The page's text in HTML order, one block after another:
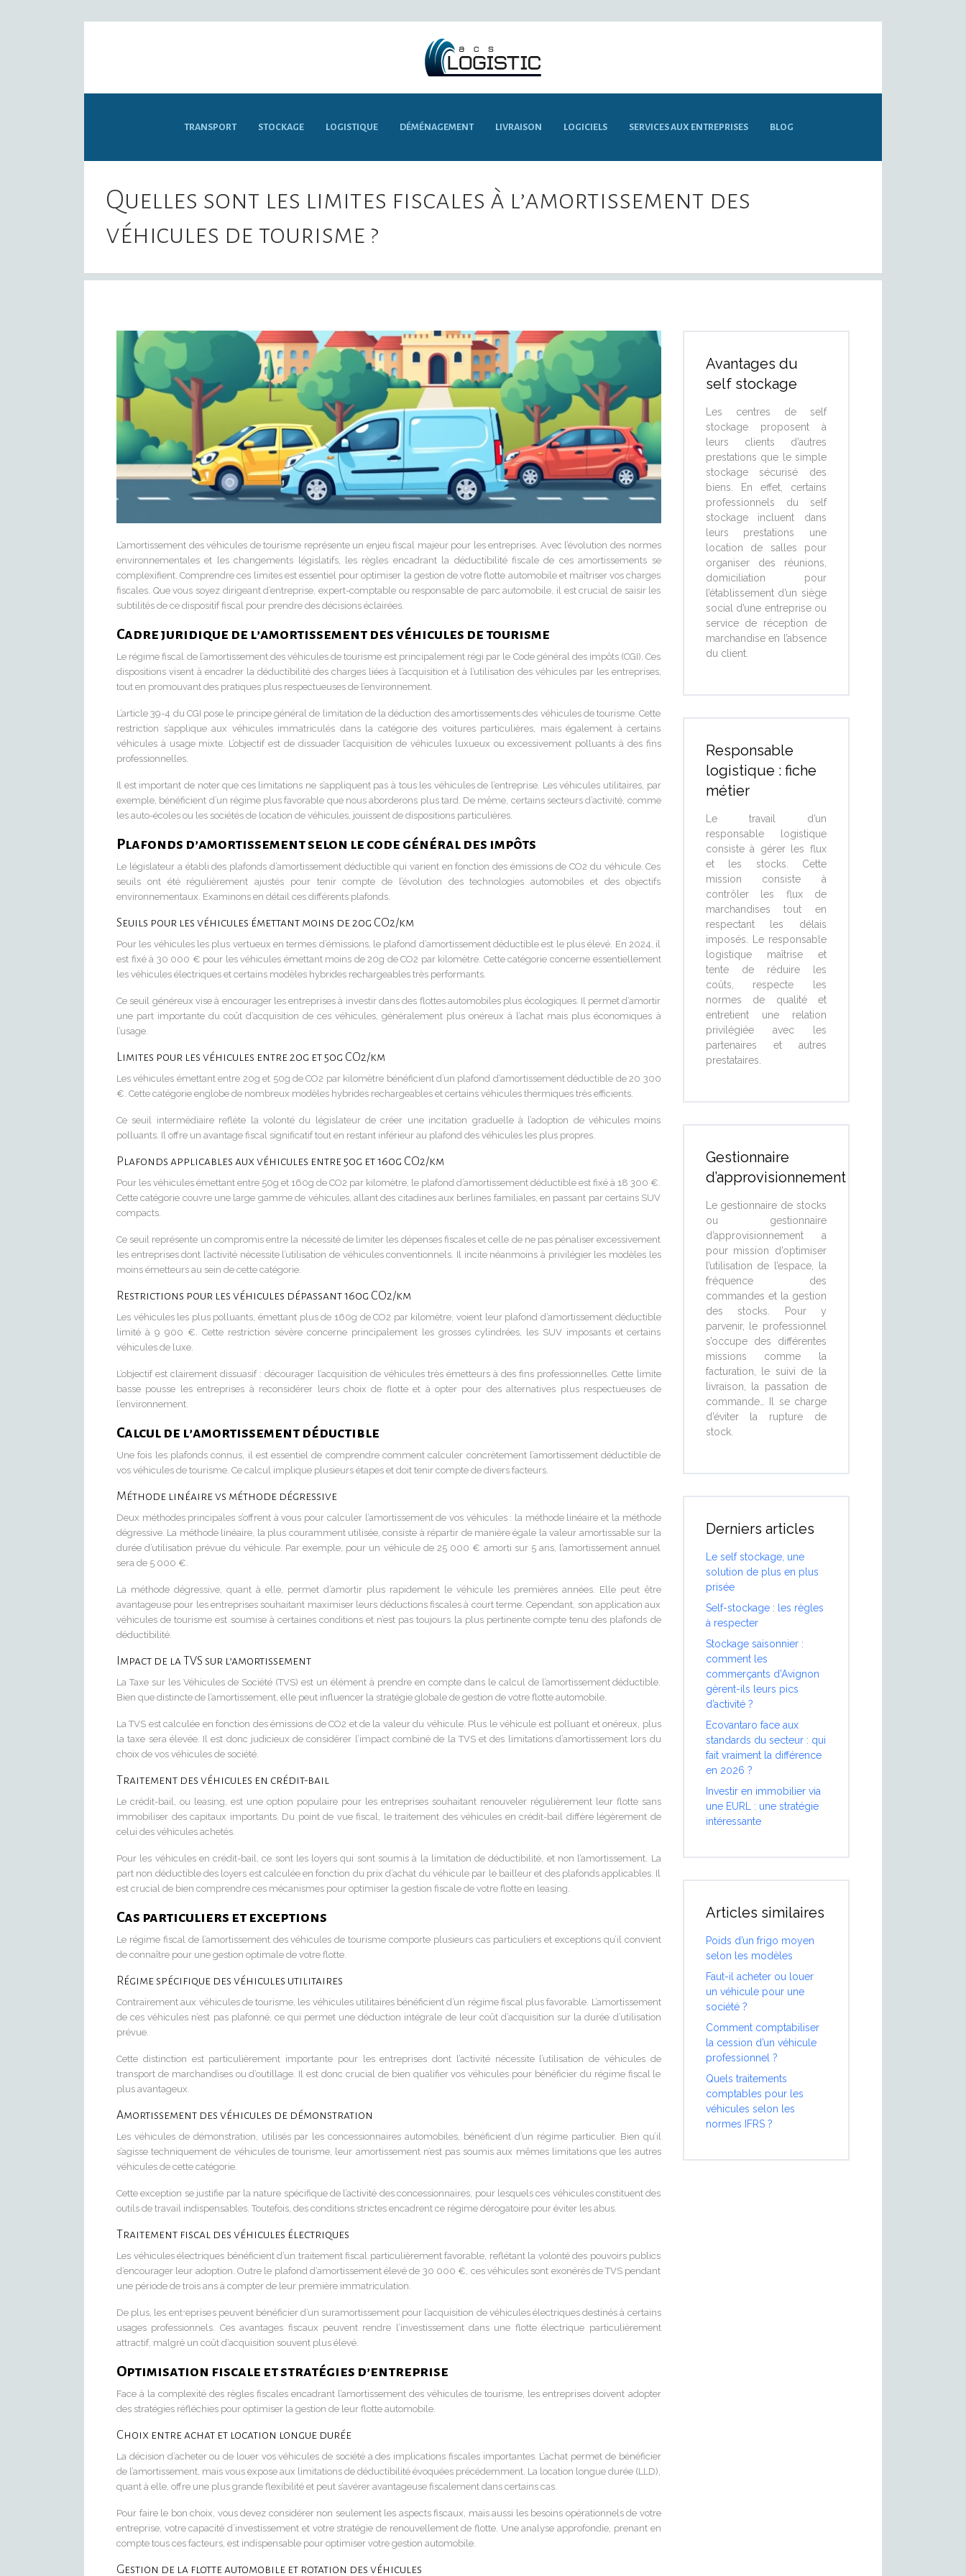
TRANSPORT STOCKAGE LOGISTIQUE DÉMÉNAGEMENT LIVRAISON LOGICIELS SERVICES AUX ENTREPRISES BLOG
Quelles sont les limites fiscales à l’amortissement des
véhicules de tourisme ?
L’amortissement des véhicules de tourisme représente un enjeu fiscal majeur pour les entreprises. Avec l’évolution des normes
environnementales et les changements législatifs, les règles encadrant la déductibilité fiscale de ces amortissements se
complexifient. Comprendre ces limites est essentiel pour optimiser la gestion de votre flotte automobile et maîtriser vos charges
fiscales. Que vous soyez dirigeant d’entreprise, expert-comptable ou responsable de parc automobile, il est crucial de saisir les
subtilités de ce dispositif fiscal pour prendre des décisions éclairées.
Cadre juridique de l’amortissement des véhicules de tourisme
Le régime fiscal de l’amortissement des véhicules de tourisme est principalement régi par le Code général des impôts (CGI). Ces
dispositions visent à encadrer la déductibilité des charges liées à l’acquisition et à l’utilisation des véhicules par les entreprises,
tout en promouvant des pratiques plus respectueuses de l’environnement.
L’article 39-4 du CGI pose le principe général de limitation de la déduction des amortissements des véhicules de tourisme. Cette
restriction s’applique aux véhicules immatriculés dans la catégorie des voitures particulières, mais également à certains
véhicules à usage mixte. L’objectif est de dissuader l’acquisition de véhicules luxueux ou excessivement polluants à des fins
professionnelles.
Il est important de noter que ces limitations ne s’appliquent pas à tous les véhicules de l’entreprise. Les véhicules utilitaires, par
exemple, bénéficient d’un régime plus favorable que nous aborderons plus tard. De même, certains secteurs d’activité, comme
les auto-écoles ou les sociétés de location de véhicules, jouissent de dispositions particulières.
Plafonds d’amortissement selon le code général des impôts
Le législateur a établi des plafonds d’amortissement déductible qui varient en fonction des émissions de CO2 du véhicule. Ces
seuils ont été régulièrement ajustés pour tenir compte de l’évolution des technologies automobiles et des objectifs
environnementaux. Examinons en détail ces différents plafonds.
Seuils pour les véhicules émettant moins de 20g CO2/km
Pour les véhicules les plus vertueux en termes d’émissions, le plafond d’amortissement déductible est le plus élevé. En 2024, il
est fixé à 30 000 € pour les véhicules émettant moins de 20g de CO2 par kilomètre. Cette catégorie concerne essentiellement
les véhicules électriques et certains modèles hybrides rechargeables très performants.
Ce seuil généreux vise à encourager les entreprises à investir dans des flottes automobiles plus écologiques. Il permet d’amortir
une part importante du coût d’acquisition de ces véhicules, généralement plus onéreux à l’achat mais plus économiques à
l’usage.
Limites pour les véhicules entre 20g et 50g CO2/km
Les véhicules émettant entre 20g et 50g de CO2 par kilomètre bénéficient d’un plafond d’amortissement déductible de 20 300
€. Cette catégorie englobe de nombreux modèles hybrides rechargeables et certains véhicules thermiques très efficients.
Ce seuil intermédiaire reflète la volonté du législateur de créer une incitation graduelle à l’adoption de véhicules moins
polluants. Il offre un avantage fiscal significatif tout en restant inférieur au plafond des véhicules les plus propres.
Plafonds applicables aux véhicules entre 50g et 160g CO2/km
Pour les véhicules émettant entre 50g et 160g de CO2 par kilomètre, le plafond d’amortissement déductible est fixé à 18 300 €.
Cette catégorie couvre une large gamme de véhicules, allant des citadines aux berlines familiales, en passant par certains SUV
compacts.
Ce seuil représente un compromis entre la nécessité de limiter les dépenses fiscales et celle de ne pas pénaliser excessivement
les entreprises dont l’activité nécessite l’utilisation de véhicules conventionnels. Il incite néanmoins à privilégier les modèles les
moins émetteurs au sein de cette catégorie.
Restrictions pour les véhicules dépassant 160g CO2/km
Les véhicules les plus polluants, émettant plus de 160g de CO2 par kilomètre, voient leur plafond d’amortissement déductible
limité à 9 900 €. Cette restriction sévère concerne principalement les grosses cylindrées, les SUV imposants et certains
véhicules de luxe.
L’objectif est clairement dissuasif : décourager l’acquisition de véhicules très émetteurs à des fins professionnelles. Cette limite
basse pousse les entreprises à reconsidérer leurs choix de flotte et à opter pour des alternatives plus respectueuses de
l’environnement.
Calcul de l’amortissement déductible
Une fois les plafonds connus, il est essentiel de comprendre comment calculer concrètement l’amortissement déductible de
vos véhicules de tourisme. Ce calcul implique plusieurs étapes et doit tenir compte de divers facteurs.
Méthode linéaire vs méthode dégressive
Deux méthodes principales s’offrent à vous pour calculer l’amortissement de vos véhicules : la méthode linéaire et la méthode
dégressive. La méthode linéaire, la plus couramment utilisée, consiste à répartir de manière égale la valeur amortissable sur la
durée d’utilisation prévue du véhicule. Par exemple, pour un véhicule de 25 000 € amorti sur 5 ans, l’amortissement annuel
sera de 5 000 €.
La méthode dégressive, quant à elle, permet d’amortir plus rapidement le véhicule les premières années. Elle peut être
avantageuse pour les entreprises souhaitant maximiser leurs déductions fiscales à court terme. Cependant, son application aux
véhicules de tourisme est soumise à certaines conditions et n’est pas toujours la plus pertinente compte tenu des plafonds de
déductibilité.
Impact de la TVS sur l’amortissement
La Taxe sur les Véhicules de Société (TVS) est un élément à prendre en compte dans le calcul de l’amortissement déductible.
Bien que distincte de l’amortissement, elle peut influencer la stratégie globale de gestion de votre flotte automobile.
La TVS est calculée en fonction des émissions de CO2 et de la valeur du véhicule. Plus le véhicule est polluant et onéreux, plus
la taxe sera élevée. Il est donc judicieux de considérer l’impact combiné de la TVS et des limitations d’amortissement lors du
choix de vos véhicules de société.
Traitement des véhicules en crédit-bail
Le crédit-bail, ou leasing, est une option populaire pour les entreprises souhaitant renouveler régulièrement leur flotte sans
immobiliser des capitaux importants. Du point de vue fiscal, le traitement des véhicules en crédit-bail diffère légèrement de
celui des véhicules achetés.
Pour les véhicules en crédit-bail, ce sont les loyers qui sont soumis à la limitation de déductibilité, et non l’amortissement. La
part non déductible des loyers est calculée en fonction du prix d’achat du véhicule par le bailleur et des plafonds applicables. Il
est crucial de bien comprendre ces mécanismes pour optimiser la gestion fiscale de votre flotte en leasing.
Cas particuliers et exceptions
Le régime fiscal de l’amortissement des véhicules de tourisme comporte plusieurs cas particuliers et exceptions qu’il convient
de connaître pour une gestion optimale de votre flotte.
Régime spécifique des véhicules utilitaires
Contrairement aux véhicules de tourisme, les véhicules utilitaires bénéficient d’un régime fiscal plus favorable. L’amortissement
de ces véhicules n’est pas plafonné, ce qui permet une déduction intégrale de leur coût d’acquisition sur la durée d’utilisation
prévue.
Cette distinction est particulièrement importante pour les entreprises dont l’activité nécessite l’utilisation de véhicules de
transport de marchandises ou d’outillage. Il est donc crucial de bien qualifier vos véhicules pour bénéficier du régime fiscal le
plus avantageux.
Amortissement des véhicules de démonstration
Les véhicules de démonstration, utilisés par les concessionnaires automobiles, bénéficient d’un régime particulier. Bien qu’il
s’agisse techniquement de véhicules de tourisme, leur amortissement n’est pas soumis aux mêmes limitations que les autres
véhicules de cette catégorie.
Cette exception se justifie par la nature spécifique de l’activité des concessionnaires, pour lesquels ces véhicules constituent des
outils de travail indispensables. Toutefois, des conditions strictes encadrent ce régime dérogatoire pour éviter les abus.
Traitement fiscal des véhicules électriques
Les véhicules électriques bénéficient d’un traitement fiscal particulièrement favorable, reflétant la volonté des pouvoirs publics
d’encourager leur adoption. Outre le plafond d’amortissement élevé de 30 000 €, ces véhicules sont exonérés de TVS pendant
une période de trois ans à compter de leur première immatriculation.
De plus, les entreprises peuvent bénéficier d’un suramortissement pour l’acquisition de véhicules électriques destinés à certains
usages professionnels. Ces avantages fiscaux peuvent rendre l’investissement dans une flotte électrique particulièrement
attractif, malgré un coût d’acquisition souvent plus élevé.
Optimisation fiscale et stratégies d’entreprise
Face à la complexité des règles fiscales encadrant l’amortissement des véhicules de tourisme, les entreprises doivent adopter
des stratégies réfléchies pour optimiser la gestion de leur flotte automobile.
Choix entre achat et location longue durée
La décision d’acheter ou de louer vos véhicules de société a des implications fiscales importantes. L’achat permet de bénéficier
de l’amortissement, mais vous expose aux limitations de déductibilité évoquées précédemment. La location longue durée (LLD),
quant à elle, offre une plus grande flexibilité et peut s’avérer avantageuse fiscalement dans certains cas.
Pour faire le bon choix, vous devez considérer non seulement les aspects fiscaux, mais aussi les besoins opérationnels de votre
entreprise, votre capacité d’investissement et votre stratégie de renouvellement de flotte. Une analyse approfondie, prenant en
compte tous ces facteurs, est indispensable pour optimiser votre gestion automobile.
Gestion de la flotte automobile et rotation des véhicules
Avantages du
self stockage
Les centres de self
stockage proposent à
leurs clients d’autres
prestations que le simple
stockage sécurisé des
biens. En effet, certains
professionnels du self
stockage incluent dans
leurs prestations une
location de salles pour
organiser des réunions,
domiciliation pour
l’établissement d’un siège
social d’une entreprise ou
service de réception de
marchandise en l’absence
du client.
Responsable
logistique : fiche
métier
Le travail d’un
responsable logistique
consiste à gérer les flux
et les stocks. Cette
mission consiste à
contrôler les flux de
marchandises tout en
respectant les délais
imposés. Le responsable
logistique maîtrise et
tente de réduire les
coûts, respecte les
normes de qualité et
entretient une relation
privilégiée avec les
partenaires et autres
prestataires.
Gestionnaire
d’approvisionnement
Le gestionnaire de stocks
ou gestionnaire
d’approvisionnement a
pour mission d’optimiser
l’utilisation de l’espace, la
fréquence des
commandes et la gestion
des stocks. Pour y
parvenir, le professionnel
s’occupe des différentes
missions comme la
facturation, le suivi de la
livraison, la passation de
commande… Il se charge
d’éviter la rupture de
stock.
Derniers articles
Le self stockage, une
solution de plus en plus
prisée
Self-stockage : les règles
à respecter
Stockage saisonnier :
comment les
commerçants d’Avignon
gèrent-ils leurs pics
d’activité ?
Ecovantaro face aux
standards du secteur : qui
fait vraiment la différence
en 2026 ?
Investir en immobilier via
une EURL : une stratégie
intéressante
Articles similaires
Poids d’un frigo moyen
selon les modèles
Faut-il acheter ou louer
un véhicule pour une
société ?
Comment comptabiliser
la cession d’un véhicule
professionnel ?
Quels traitements
comptables pour les
véhicules selon les
normes IFRS ?